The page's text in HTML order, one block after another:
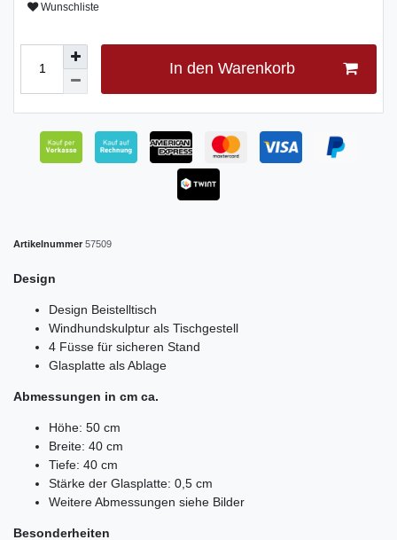
Wunschliste
In den Warenkorb
Artikelnummer 57509
Design
Design Beistelltisch
Windhundskulptur als Tischgestell
4 Füsse für sicheren Stand
Glasplatte als Ablage
Abmessungen in cm ca.
Höhe: 50 cm
Breite: 40 cm
Tiefe: 40 cm
Stärke der Glasplatte: 0,5 cm
Weitere Abmessungen siehe Bilder
Besonderheiten